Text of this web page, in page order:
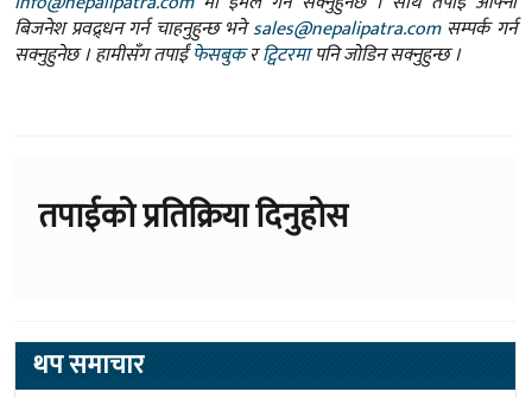
बिजनेश प्रवद्र्धन गर्न चाहनुहुन्छ भनेsales@nepalipatra.comसम्पर्क गर्न
सक्नुहुनेछ । हामीसँग तपाईंफेसबुकरट्विटरमापनि जोडिन सक्नुहुन्छ ।
तपाईको प्रतिक्रिया दिनुहोस
थप समाचार